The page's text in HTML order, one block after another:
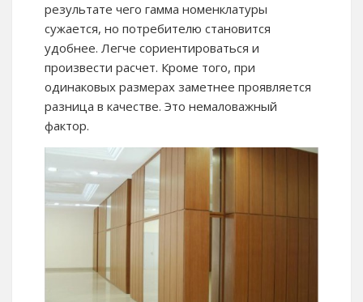
результате чего гамма номенклатуры
сужается, но потребителю становится
удобнее. Легче сориентироваться и
произвести расчет. Кроме того, при
одинаковых размерах заметнее проявляется
разница в качестве. Это немаловажный
фактор.